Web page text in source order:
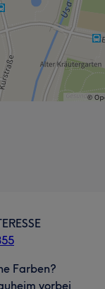
Farben?
vorbei